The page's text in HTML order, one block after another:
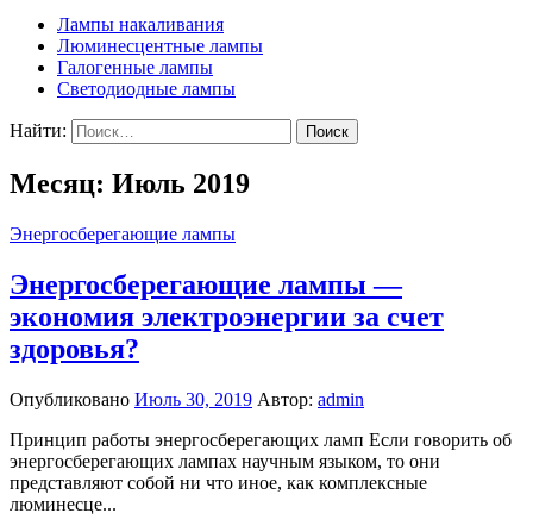
Лампы накаливания
Люминесцентные лампы
Галогенные лампы
Светодиодные лампы
Найти:
Месяц: Июль 2019
Энергосберегающие лампы
Энергосберегающие лампы —
экономия электроэнергии за счет
здоровья?
Опубликовано Июль 30, 2019 Автор: admin
Принцип работы энергосберегающих ламп Если говорить об
энергосберегающих лампах научным языком, то они
представляют собой ни что иное, как комплексные
люминесце...